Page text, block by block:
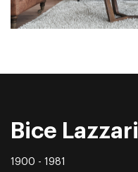
Bice Lazzari
1900 - 1981